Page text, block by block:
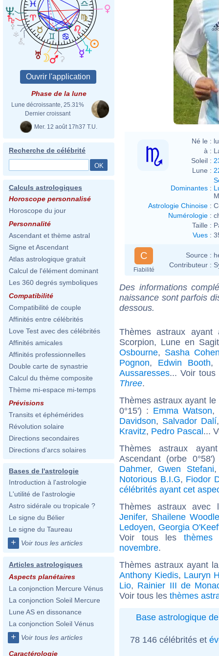
Phase de la lune
Lune décroissante, 25.31%
Dernier croissant
Mer. 12 août 17h37 T.U.
Recherche de célébrité
Calculs astrologiques
Horoscope personnalisé
Horoscope du jour
Personnalité
Ascendant et thème astral
Signe et Ascendant
Atlas astrologique gratuit
Calcul de l'élément dominant
Les 360 degrés symboliques
Compatibilité
Compatibilité de couple
Affinités entre célébrités
Love Test avec des célébrités
Affinités amicales
Affinités professionnelles
Double carte de synastrie
Calcul du thème composite
Thème mi-espace mi-temps
Prévisions
Transits et éphémérides
Révolution solaire
Directions secondaires
Directions d'arcs solaires
Bases de l'astrologie
Introduction à l'astrologie
L'utilité de l'astrologie
Astro sidérale ou tropicale ?
Le signe du Bélier
Le signe du Taureau
+ Voir tous les articles
Articles astrologiques
Aspects planétaires
La conjonction Mercure Vénus
La conjonction Soleil Mercure
Lune AS en dissonance
La conjonction Soleil Vénus
+ Voir tous les articles
Caractérologie
Né le :
à :
Soleil :
Lune :
Dominantes :
Astrologie Chinoise :
Numérologie :
Taille :
Vues :
C
Fiabilité
Source :
Contributeur :
Des informations
naissance sont parfois
dessous.
Thèmes astraux
Scorpion, Lune en
Osbourne, Sasha
Pognon, Edwin Booth,
Aussaresses... Voir
Three.
Thèmes astraux ayant
0°15') : Emma Watson,
Davidson, Salvador Dalí
Kravitz, Pedro Pascal...
Thèmes astraux
Ascendant (orbe
Dahmer, Gwen Stefani
Notorious B.I.G, Fiodor
célébrités ayant cet
Thèmes astraux
Jenifer, Shailene
Ledoyen, Georgia
Voir tous les
novembre.
Thèmes astraux ayant
Anthony Kiedis, Lauryn
Lio, Rainier III de
Voir tous les thèmes
Base astrologique
78 146 célébrités et